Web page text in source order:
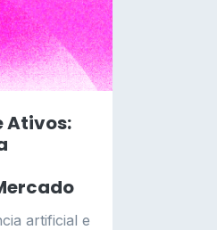
Ativos:
artificial e